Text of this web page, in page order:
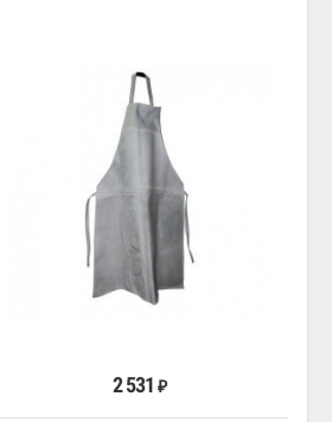
2 531₽